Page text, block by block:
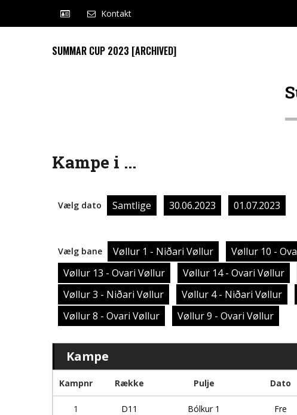
Kontakt
SUMMAR CUP 2023 [ARCHIVED]
Kampe i ...
Vælg dato Samtlige 30.06.2023 01.07.2023
Vælg bane Vøllur 1 - Niðari Vøllur Vøllur 10 -
Vøllur 13 - Ovari Vøllur
Vøllur 14 - Ovari Vøllur
Vøllur 3 - Niðari Vøllur
Vøllur 4 - Niðari Vøllur
Vøllur 8 - Ovari Vøllur
Vøllur 9 - Ovari Vøllur
Kampe
Kampnr Række Pulje Dato
1 D11 Bólkur 1
Fre